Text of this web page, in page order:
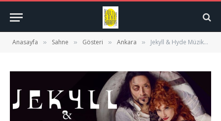
Anasayfa » Sahne » Gösteri » Ankara » Jekyll & Hyde Müzikali Zorlu PSM ve Congresium Ankara’da…